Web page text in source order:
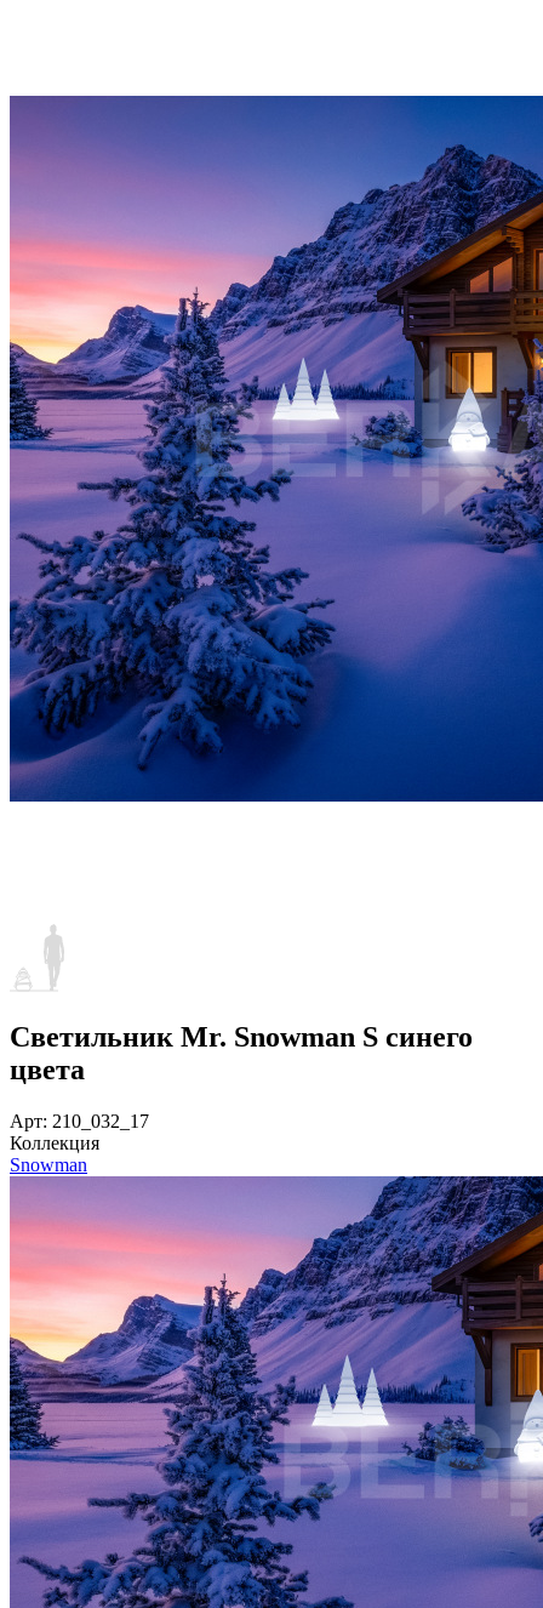
Светильник Mr. Snowman S синего
цвета
Арт: 210_032_17
Коллекция
Snowman